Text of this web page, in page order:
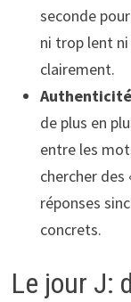
seconde
ni trop lent
clairement.
de plus en
entre les
chercher
réponses
concrets.
Le jour J: